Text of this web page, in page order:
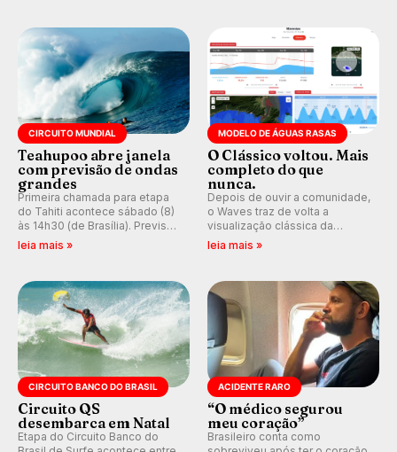
prática em esporte e indústria.
CIRCUITO MUNDIAL
Teahupoo abre janela
com previsão de ondas
grandes
Primeira chamada para etapa
do Tahiti acontece sábado (8)
às 14h30 (de Brasília). Previsão
indica swell consistente.
Kelly Slater convidado.
leia mais »
MODELO DE ÁGUAS RASAS
O Clássico voltou. Mais
completo do que
nunca.
Depois de ouvir a comunidade,
o Waves traz de volta a
visualização clássica da
previsão de águas rasas,
ondas para até 16 dias.
leia mais »
CIRCUITO BANCO DO BRASIL
Circuito QS
desembarca em Natal
Etapa do Circuito Banco do
ACIDENTE RARO
“O médico segurou
meu coração”
Brasileiro conta como